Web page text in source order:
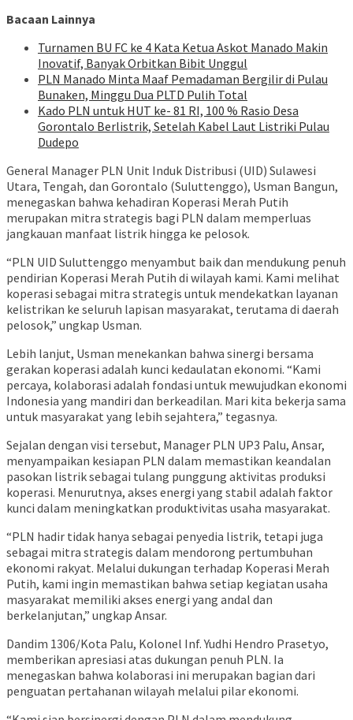
Bacaan Lainnya
Turnamen BU FC ke 4 Kata Ketua Askot Manado Makin
Inovatif, Banyak Orbitkan Bibit Unggul
PLN Manado Minta Maaf Pemadaman Bergilir di Pulau
Bunaken, Minggu Dua PLTD Pulih Total
Kado PLN untuk HUT ke- 81 RI, 100 % Rasio Desa
Gorontalo Berlistrik, Setelah Kabel Laut Listriki Pulau
Dudepo
General Manager PLN Unit Induk Distribusi (UID) Sulawesi
Utara, Tengah, dan Gorontalo (Suluttenggo), Usman Bangun,
menegaskan bahwa kehadiran Koperasi Merah Putih
merupakan mitra strategis bagi PLN dalam memperluas
jangkauan manfaat listrik hingga ke pelosok.
“PLN UID Suluttenggo menyambut baik dan mendukung penuh
pendirian Koperasi Merah Putih di wilayah kami. Kami melihat
koperasi sebagai mitra strategis untuk mendekatkan layanan
kelistrikan ke seluruh lapisan masyarakat, terutama di daerah
pelosok,” ungkap Usman.
Lebih lanjut, Usman menekankan bahwa sinergi bersama
gerakan koperasi adalah kunci kedaulatan ekonomi. “Kami
percaya, kolaborasi adalah fondasi untuk mewujudkan ekonomi
Indonesia yang mandiri dan berkeadilan. Mari kita bekerja sama
untuk masyarakat yang lebih sejahtera,” tegasnya.
Sejalan dengan visi tersebut, Manager PLN UP3 Palu, Ansar,
menyampaikan kesiapan PLN dalam memastikan keandalan
pasokan listrik sebagai tulang punggung aktivitas produksi
koperasi. Menurutnya, akses energi yang stabil adalah faktor
kunci dalam meningkatkan produktivitas usaha masyarakat.
“PLN hadir tidak hanya sebagai penyedia listrik, tetapi juga
sebagai mitra strategis dalam mendorong pertumbuhan
ekonomi rakyat. Melalui dukungan terhadap Koperasi Merah
Putih, kami ingin memastikan bahwa setiap kegiatan usaha
masyarakat memiliki akses energi yang andal dan
berkelanjutan,” ungkap Ansar.
Dandim 1306/Kota Palu, Kolonel Inf. Yudhi Hendro Prasetyo,
memberikan apresiasi atas dukungan penuh PLN. Ia
menegaskan bahwa kolaborasi ini merupakan bagian dari
penguatan pertahanan wilayah melalui pilar ekonomi.